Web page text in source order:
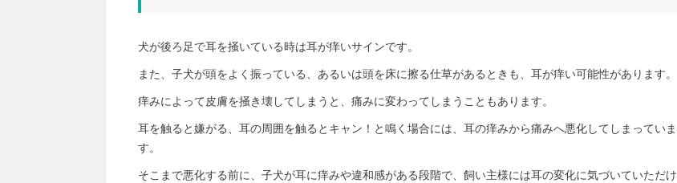
犬が後ろ足で耳を掻いている時は耳が痒いサインです。
また、子犬が頭をよく振っている、あるいは頭を床に擦る仕草があるときも、耳が痒い可能性があります。
痒みによって皮膚を掻き壊してしまうと、痛みに変わってしまうこともあります。
耳を触ると嫌がる、耳の周囲を触るとキャン！と鳴く場合には、耳の痒みから痛みへ悪化してしまっていま
す。
そこまで悪化する前に、子犬が耳に痒みや違和感がある段階で、飼い主様には耳の変化に気づいていただけ